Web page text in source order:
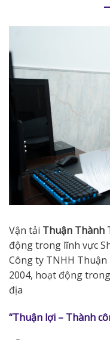
Vận tải Thuận Thành
động trong lĩnh vực
Công ty TNHH
2004, hoạt động
địa
“Thuận lợi – Thành